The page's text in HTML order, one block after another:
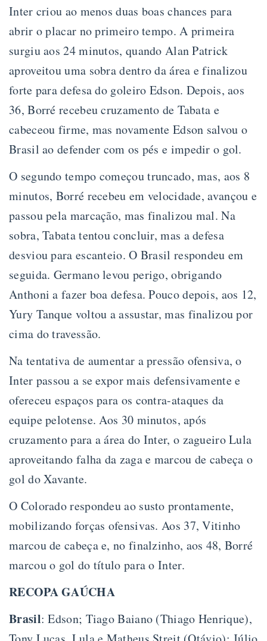
Inter criou ao menos duas boas chances para
abrir o placar no primeiro tempo. A primeira
surgiu aos 24 minutos, quando Alan Patrick
aproveitou uma sobra dentro da área e finalizou
forte para defesa do goleiro Edson. Depois, aos
36, Borré recebeu cruzamento de Tabata e
cabeceou firme, mas novamente Edson salvou o
Brasil ao defender com os pés e impedir o gol.
O segundo tempo começou truncado, mas, aos 8
minutos, Borré recebeu em velocidade, avançou e
passou pela marcação, mas finalizou mal. Na
sobra, Tabata tentou concluir, mas a defesa
desviou para escanteio. O Brasil respondeu em
seguida. Germano levou perigo, obrigando
Anthoni a fazer boa defesa. Pouco depois, aos 12,
Yury Tanque voltou a assustar, mas finalizou por
cima do travessão.
Na tentativa de aumentar a pressão ofensiva, o
Inter passou a se expor mais defensivamente e
ofereceu espaços para os contra-ataques da
equipe pelotense. Aos 30 minutos, após
cruzamento para a área do Inter, o zagueiro Lula
aproveitando falha da zaga e marcou de cabeça o
gol do Xavante.
O Colorado respondeu ao susto prontamente,
mobilizando forças ofensivas. Aos 37, Vitinho
marcou de cabeça e, no finalzinho, aos 48, Borré
marcou o gol do título para o Inter.
RECOPA GAÚCHA
Brasil: Edson; Tiago Baiano (Thiago Henrique),